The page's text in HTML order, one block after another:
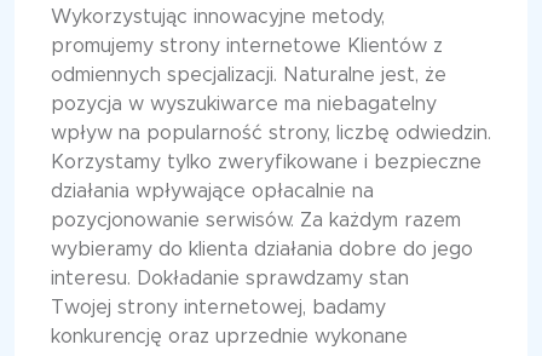
Wykorzystując innowacyjne metody,
promujemy strony internetowe Klientów z
odmiennych specjalizacji. Naturalne jest, że
pozycja w wyszukiwarce ma niebagatelny
wpływ na popularność strony, liczbę odwiedzin.
Korzystamy tylko zweryfikowane i bezpieczne
działania wpływające opłacalnie na
pozycjonowanie serwisów. Za każdym razem
wybieramy do klienta działania dobre do jego
interesu. Dokładanie sprawdzamy stan
Twojej strony internetowej, badamy
konkurencję oraz uprzednie wykonane